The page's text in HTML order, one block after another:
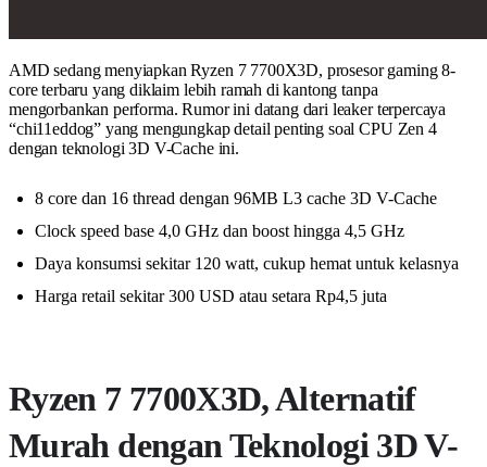
AMD sedang menyiapkan Ryzen 7 7700X3D, prosesor gaming 8-
core terbaru yang diklaim lebih ramah di kantong tanpa
mengorbankan performa. Rumor ini datang dari leaker terpercaya
“chi11eddog” yang mengungkap detail penting soal CPU Zen 4
dengan teknologi 3D V-Cache ini.
8 core dan 16 thread dengan 96MB L3 cache 3D V-Cache
Clock speed base 4,0 GHz dan boost hingga 4,5 GHz
Daya konsumsi sekitar 120 watt, cukup hemat untuk kelasnya
Harga retail sekitar 300 USD atau setara Rp4,5 juta
Ryzen 7 7700X3D, Alternatif
Murah dengan Teknologi 3D V-